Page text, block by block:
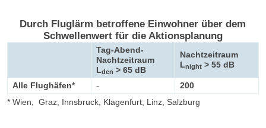
Tag-Abend-
Nachtzeitraum
Lden > 65 dB
Nachtzeitraum
Lnight> 55 dB
Durch Fluglärm betroffene Einwohner über dem
Schwellenwert für die Aktionsplanung
Alle Flughäfen* -
200
* Wien, Graz, Innsbruck, Klagenfurt, Linz, Salzburg